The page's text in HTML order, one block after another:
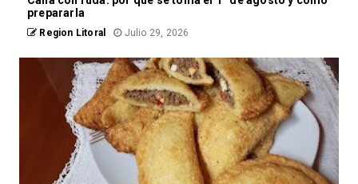
prepararla
Region Litoral Julio 29, 2026